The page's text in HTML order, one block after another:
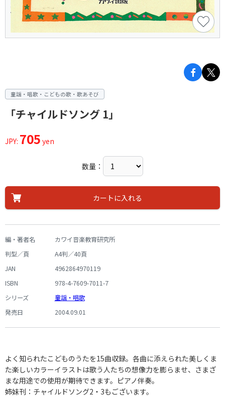
童謡・唱歌・こどもの歌・歌あそび
「チャイルドソング 1」
JPY: 705 yen
数量：
カートに入れる
編・著者名
カワイ音楽教育研究所
判型／頁
A4判／40頁
JAN
4962864970119
ISBN
978-4-7609-7011-7
シリーズ
童謡・唱歌
発売日
2004.09.01
よく知られたこどものうたを15曲収録。各曲に添えられた美しくま
た楽しいカラーイラストは歌う人たちの想像力を膨らませ、さまざ
まな用途での使用が期待できます。ピアノ伴奏。
姉妹刊：チャイルドソング2・3もございます。